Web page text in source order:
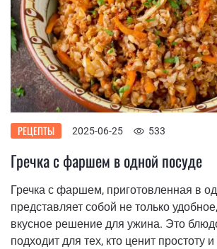
РЕЦЕПТЫ 2025-06-25 533
Гречка с фаршем в одной посуде
Гречка с фаршем, приготовленная в
представляет собой не только
вкусное решение для ужина. Это
подходит для тех, кто ценит простоту